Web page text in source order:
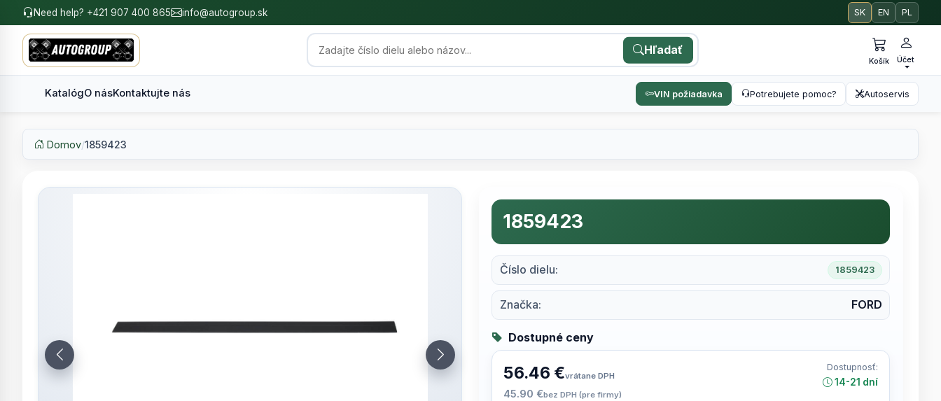
Need help? +421 907 400 865 info@autogroup.sk SK EN PL
Hľadať
Košík Účet
KatalógO násKontaktujte nás VIN požiadavka Potrebujete pomoc? Autoservis
Domov/1859423
1859423
Číslo dielu: 1859423
Značka: FORD
Dostupné ceny
56.46 €vrátane DPH
45.90 €bez DPH (pre firmy)
Dostupnosť:
14-21 dní